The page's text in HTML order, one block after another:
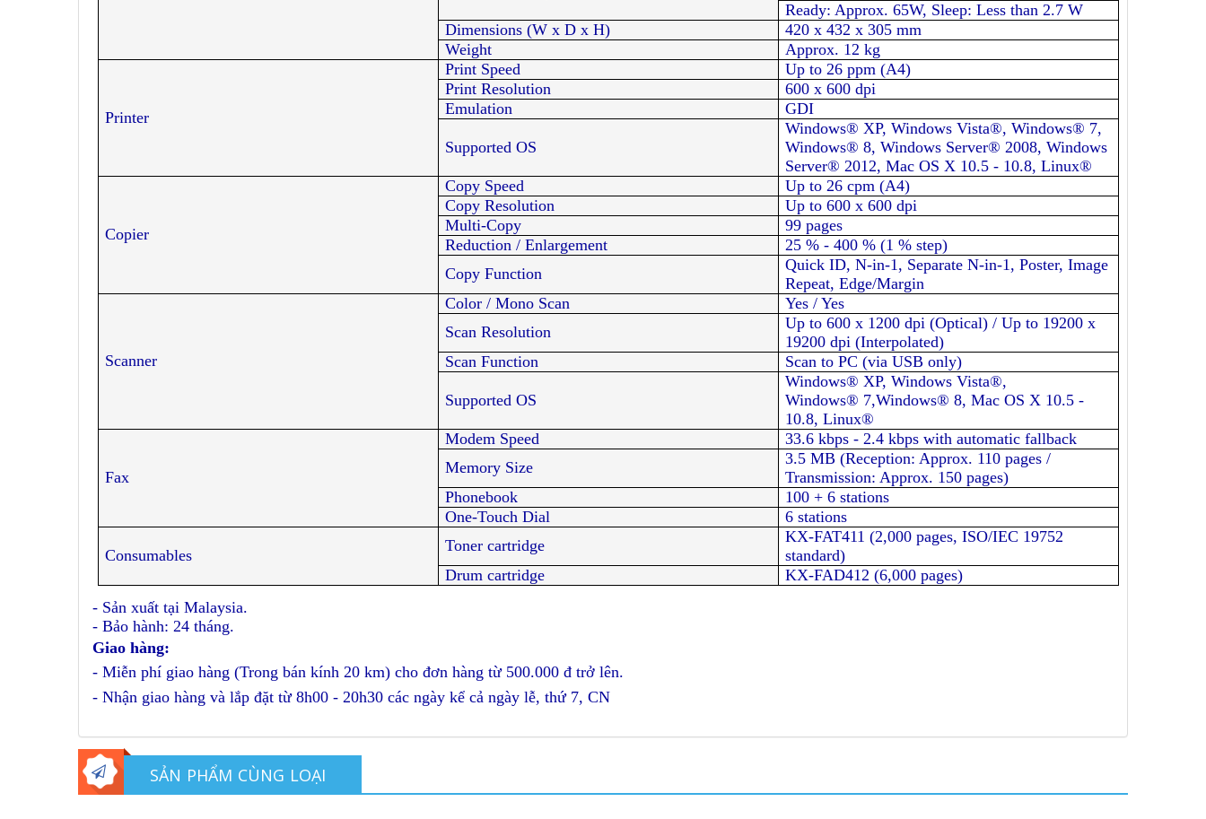
Ready: Approx. 65W, Sleep: Less than 2.7 W
Dimensions (W x D x H)
420 x 432 x 305 mm
Weight
Approx. 12 kg
Printer
Print Speed
Up to 26 ppm (A4)
Print Resolution
600 x 600 dpi
Emulation
GDI
Supported OS
Windows® XP, Windows Vista®, Windows® 7,
Windows® 8, Windows Server® 2008, Windows
Server® 2012, Mac OS X 10.5 - 10.8, Linux®
Copier
Copy Speed
Up to 26 cpm (A4)
Copy Resolution
Up to 600 x 600 dpi
Multi-Copy
99 pages
Reduction / Enlargement
25 % - 400 % (1 % step)
Copy Function
Quick ID, N-in-1, Separate N-in-1, Poster, Image
Repeat, Edge/Margin
Scanner
Color / Mono Scan
Yes / Yes
Scan Resolution
Up to 600 x 1200 dpi (Optical) / Up to 19200 x
19200 dpi (Interpolated)
Scan Function
Scan to PC (via USB only)
Supported OS
Windows® XP, Windows Vista®,
Windows® 7,Windows® 8, Mac OS X 10.5 -
10.8, Linux®
Fax
Modem Speed
33.6 kbps - 2.4 kbps with automatic fallback
Memory Size
3.5 MB (Reception: Approx. 110 pages /
Transmission: Approx. 150 pages)
Phonebook
100 + 6 stations
One-Touch Dial
6 stations
Consumables
Toner cartridge
KX-FAT411 (2,000 pages, ISO/IEC 19752
standard)
Drum cartridge
KX-FAD412 (6,000 pages)
- Sản xuất tại Malaysia.
- Bảo hành: 24 tháng.
Giao hàng:
- Miễn phí giao hàng (Trong bán kính 20 km) cho đơn hàng từ 500.000 đ trở lên.
- Nhận giao hàng và lắp đặt từ 8h00 - 20h30 các ngày kể cả ngày lễ, thứ 7, CN
SẢN PHẨM CÙNG LOẠI